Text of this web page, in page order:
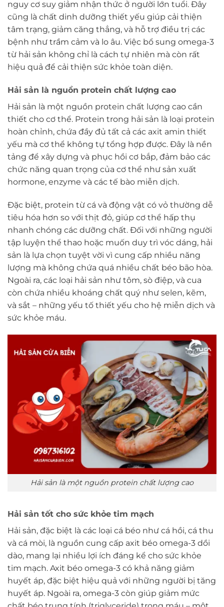
nguy cơ suy giảm nhận thức ở người lớn tuổi. Đây
cũng là chất dinh dưỡng thiết yếu giúp cải thiện
tâm trạng, giảm căng thẳng, và hỗ trợ điều trị các
bệnh như trầm cảm và lo âu. Việc bổ sung omega-3
từ hải sản không chỉ là cách tự nhiên mà còn rất
hiệu quả để cải thiện sức khỏe toàn diện.
Hải sản là nguồn protein chất lượng cao
Hải sản là một nguồn protein chất lượng cao cần
thiết cho cơ thể. Protein trong hải sản là loại protein
hoàn chỉnh, chứa đầy đủ tất cả các axit amin thiết
yếu mà cơ thể không tự tổng hợp được. Đây là nền
tảng để xây dựng và phục hồi cơ bắp, đảm bảo các
chức năng quan trọng của cơ thể như sản xuất
hormone, enzyme và các tế bào miễn dịch.
Đặc biệt, protein từ cá và động vật có vỏ thường dễ
tiêu hóa hơn so với thịt đỏ, giúp cơ thể hấp thụ
nhanh chóng các dưỡng chất. Đối với những người
tập luyện thể thao hoặc muốn duy trì vóc dáng, hải
sản là lựa chọn tuyệt vời vì cung cấp nhiều năng
lượng mà không chứa quá nhiều chất béo bão hòa.
Ngoài ra, các loại hải sản như tôm, sò điệp, và cua
còn chứa nhiều khoáng chất quý như selen, kẽm,
và sắt – những yếu tố thiết yếu cho hệ miễn dịch và
sức khỏe máu.
Hải sản là một nguồn protein chất lượng cao
Hải sản tốt cho sức khỏe tim mạch
Hải sản, đặc biệt là các loại cá béo như cá hồi, cá thu
và cá mòi, là nguồn cung cấp axit béo omega-3 dồi
dào, mang lại nhiều lợi ích đáng kể cho sức khỏe
tim mạch. Axit béo omega-3 có khả năng giảm
huyết áp, đặc biệt hiệu quả với những người bị tăng
huyết áp. Ngoài ra, omega-3 còn giúp giảm mức